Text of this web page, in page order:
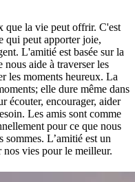
que la vie peut offrir. C'est
qui peut apporter joie,
L'amitié est basée sur la
aide à traverser les
les moments heureux. La
elle dure même dans
écouter, encourager, aider
Les amis sont comme
pour ce que nous
sommes. L’amitié est un
nos vies pour le meilleur.